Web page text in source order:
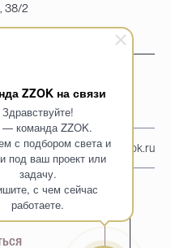
ZZOK на связи
Здравствуйте!
команда ZZOK.
с подбором света и
под ваш проект или
задачу.
с чем сейчас
работаете.
38/2
info@zzok.ru
файлы
для наилучшего
Продолжая
соглашаетесь на
файлов